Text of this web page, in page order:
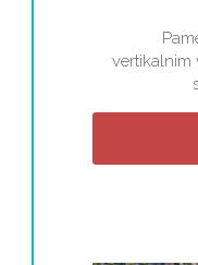
vertikalnim